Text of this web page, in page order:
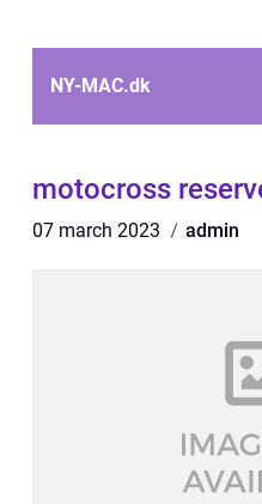
NY-MAC.dk
motocross
07 march 2023 admin